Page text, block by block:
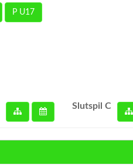
P U17
Slutspil C